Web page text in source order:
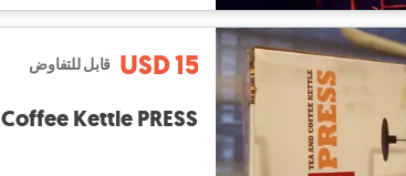
USD 15 قابل للتفاوض
Kettle PRESS